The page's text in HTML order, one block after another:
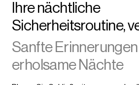
Ihre nächtliche
Sicherheitsroutine,
Sanfte
erholsame Nächte